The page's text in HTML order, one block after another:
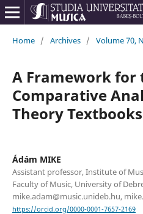
Home / Archives / Volume 70,
A Framework for
Comparative
Theory Textbooks
Ádám MIKE
Assistant professor, Institute of
Faculty of Music, University of
mike.adam@music.unideb.hu,
https://orcid.org/0000-0001-7657-2169